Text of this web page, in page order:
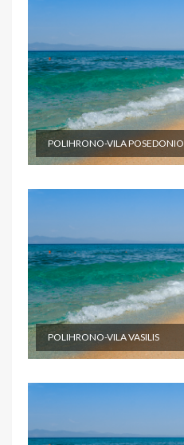
POLIHRONO-VILA POSEDONIO
POLIHRONO-VILA VASILIS